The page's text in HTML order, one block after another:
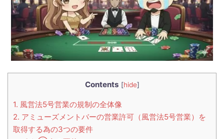
Contents [hide]
1. 風営法5号営業の規制の全体像
2. アミューズメントバーの営業許可（風営法5号営業）を
取得する為の3つの要件